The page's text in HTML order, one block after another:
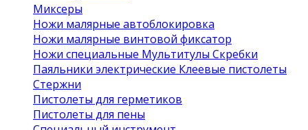
Миксеры
Ножи малярные автоблокировка
Ножи малярные винтовой фиксатор
Ножи специальные Мультитулы Скребки
Паяльники электрические Клеевые пистолеты
Стержни
Пистолеты для герметиков
Пистолеты для пены